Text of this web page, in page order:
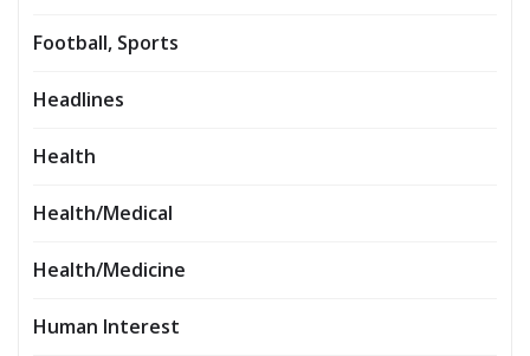
Football, Sports
Headlines
Health
Health/Medical
Health/Medicine
Human Interest